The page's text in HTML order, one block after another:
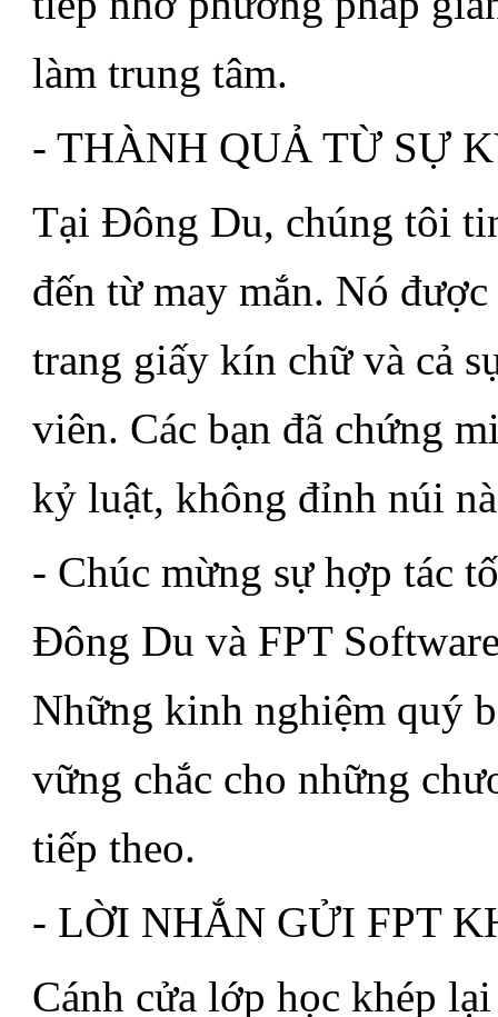
làm trung tâm.
- THÀNH QUẢ TỪ SỰ
Tại Đông Du, chúng tôi
đến từ may mắn. Nó
trang giấy kín chữ và cả
viên. Các bạn đã chứng
kỷ luật, không đỉnh núi
- Chúc mừng sự hợp tác
Đông Du và FPT
Những kinh nghiệm quý
vững chắc cho những
tiếp theo.
- LỜI NHẮN GỬI FPT
Cánh cửa lớp học khép